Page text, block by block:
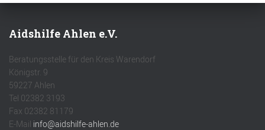
Aidshilfe Ahlen e.V.
Beratungsstelle für den Kreis Warendorf
Königstr. 9
59227 Ahlen
Tel 02382 3193
Fax 02382 81179
E-Mail info@aidshilfe-ahlen.de